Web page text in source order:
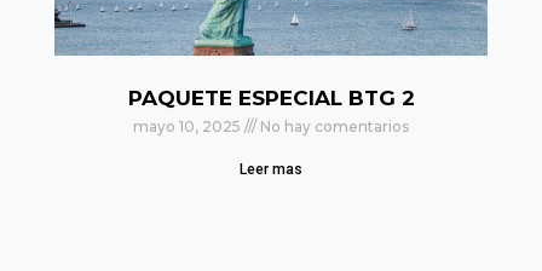
PAQUETE ESPECIAL BTG 2
mayo 10, 2025 No hay comentarios
Leer mas